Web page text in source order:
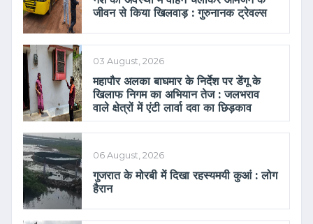
जीवन से किया खिलवाड़ : गुरुनानक ट्रेवल्स
03 August, 2026
महापौर अलका बाघमार के निर्देश पर डेंगू के
खिलाफ निगम का अभियान तेज : जलभराव
वाले क्षेत्रों में एंटी लार्वा दवा का छिड़काव
06 August, 2026
गुजरात के मोरबी में दिखा रहस्यमयी कुआं : लोग
हैरान